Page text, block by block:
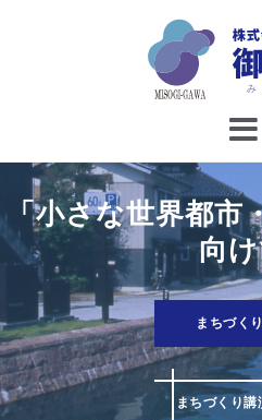
ッ
プ
「小さな世界都
向
まちづく
まちづくり講